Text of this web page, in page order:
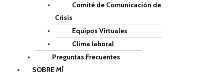
Comité de Comunicación de
Crisis
Equipos Virtuales
Clima laboral
Preguntas Frecuentes
SOBRE MÍ